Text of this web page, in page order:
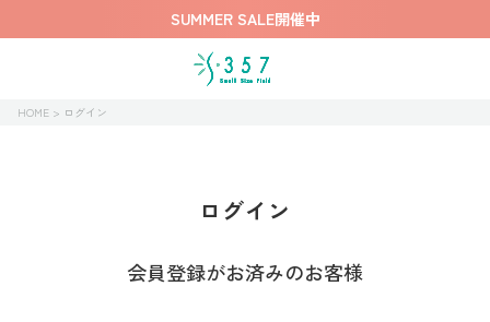
SUMMER SALE開催中
HOME ログイン
ログイン
会員登録がお済みのお客様